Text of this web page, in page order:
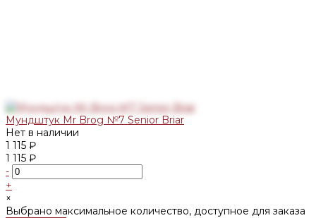
Мундштук Mr Brog №7 Senior Briar
Нет в наличии
1 115 ₽
1 115 ₽
-
+
×
Выбрано максимальное количество, доступное для заказа